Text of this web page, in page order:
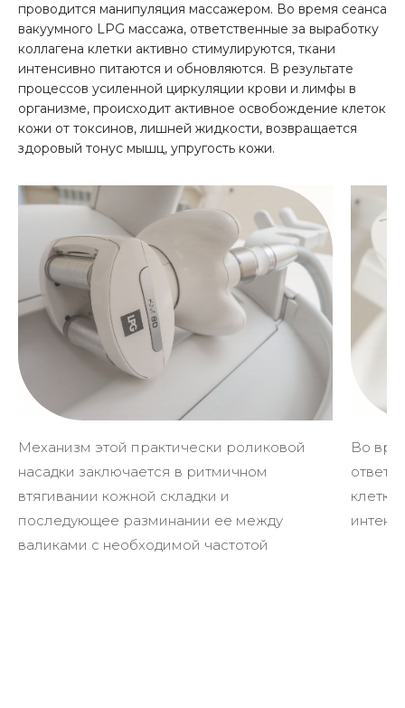
проводится манипуляция массажером. Во время сеанса
вакуумного LPG массажа, ответственные за выработку
коллагена клетки активно стимулируются, ткани
интенсивно питаются и обновляются. В результате
процессов усиленной циркуляции крови и лимфы в
организме, происходит активное освобождение клеток
кожи от токсинов, лишней жидкости, возвращается
здоровый тонус мышц, упругость кожи.
Механизм этой практически роликовой
насадки заключается в ритмичном
втягивании кожной складки и
последующее разминании ее между
валиками с необходимой частотой
Во
клетки